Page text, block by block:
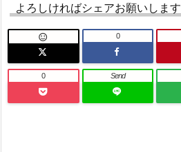
よろしければシェアお願いします
 0
0 Send